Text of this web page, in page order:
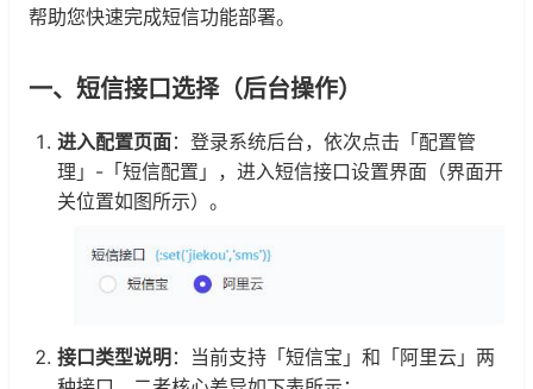
帮助您快速完成短信功能部署。
一、短信接口选择（后台操作）
进入配置页面：登录系统后台，依次点击「配置管
理」-「短信配置」，进入短信接口设置界面（界面开
关位置如图所示）。
接口类型说明 ：当前支持「短信宝」和「阿里云」两